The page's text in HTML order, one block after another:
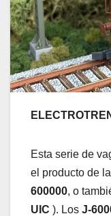
Esta serie de
el producto de
600000, o
UIC ). Los J-